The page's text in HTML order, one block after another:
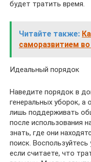
будет тратить время.
Читайте также:
саморазвитием
Идеальный порядок
Наведите порядок в
генеральных уборок, а
лишь поддерживать
после использования
знать, где они
поиск. Воспользуйтесь
если считаете, что